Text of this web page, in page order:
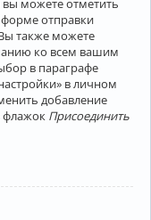
форме отправки
также можете
ко всем вашим
в параграфе
в личном
добавление
флажок Присоединить